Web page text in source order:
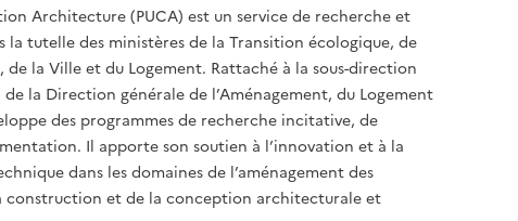
Architecture (PUCA) est un service de recherche et
la tutelle des ministères de la Transition écologique, de
la Ville et du Logement. Rattaché à la sous-direction
la Direction générale de l’Aménagement, du Logement
des programmes de recherche incitative, de
Il apporte son soutien à l’innovation et à la
dans les domaines de l’aménagement des
construction et de la conception architecturale et